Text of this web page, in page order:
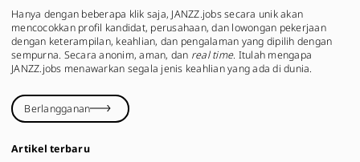
Hanya dengan beberapa klik saja, JANZZ.jobs secara unik akan
mencocokkan profil kandidat, perusahaan, dan lowongan pekerjaan
dengan keterampilan, keahlian, dan pengalaman yang dipilih dengan
sempurna. Secara anonim, aman, dan real time. Itulah mengapa
JANZZ.jobs menawarkan segala jenis keahlian yang ada di dunia.
Berlangganan
Artikel terbaru